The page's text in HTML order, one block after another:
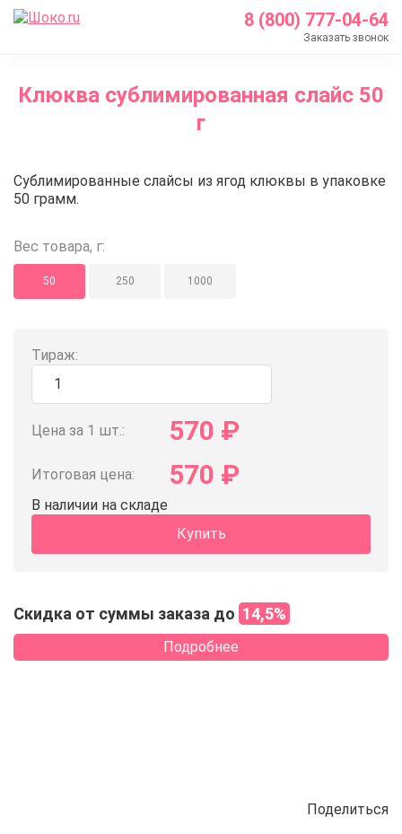
8 (800) 777-04-64
Заказать звонок
Каталог
Кондитерские ингредиенты
Клюква сублимированная слайс 50 г
Клюква сублимированная слайс 50
г
Клюква сублимированная
Сублимированные слайсы из ягод клюквы в упаковке
50 грамм.
Вес товара, г:
50 250 1000
Тираж:
Цена за 1 шт.: 570 ₽
Итоговая цена: 570 ₽
В наличии на складе
Купить
Скидка от суммы заказа до 14,5%
Подробнее
Поделиться